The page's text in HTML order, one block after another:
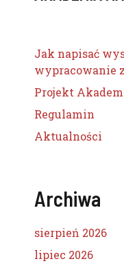
Jak napisać
wypracowanie
Projekt
Regulamin
Aktualności
Archiwa
sierpień 2026
lipiec 2026